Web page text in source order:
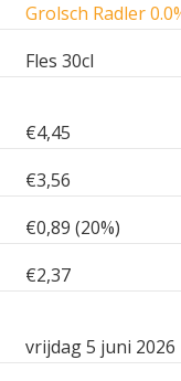
Grolsch Radler
Fles 30cl
€4,45
€3,56
€0,89 (20%)
€2,37
vrijdag 5 juni 2026